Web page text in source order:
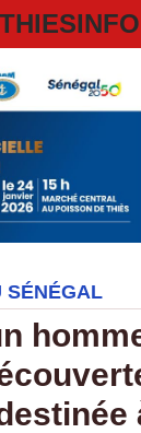
THIESINFO
SÉNÉGAL